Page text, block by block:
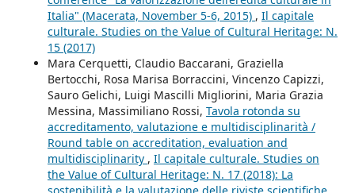
Italia" (Macerata, November 5-6, 2015) , Il capitale
culturale. Studies on the Value of Cultural Heritage: N.
15 (2017)
Mara Cerquetti, Claudio Baccarani, Graziella
Bertocchi, Rosa Marisa Borraccini, Vincenzo Capizzi,
Sauro Gelichi, Luigi Mascilli Migliorini, Maria Grazia
Messina, Massimiliano Rossi, Tavola rotonda su
accreditamento, valutazione e multidisciplinarità /
Round table on accreditation, evaluation and
multidisciplinarity , Il capitale culturale. Studies on
the Value of Cultural Heritage: N. 17 (2018): La